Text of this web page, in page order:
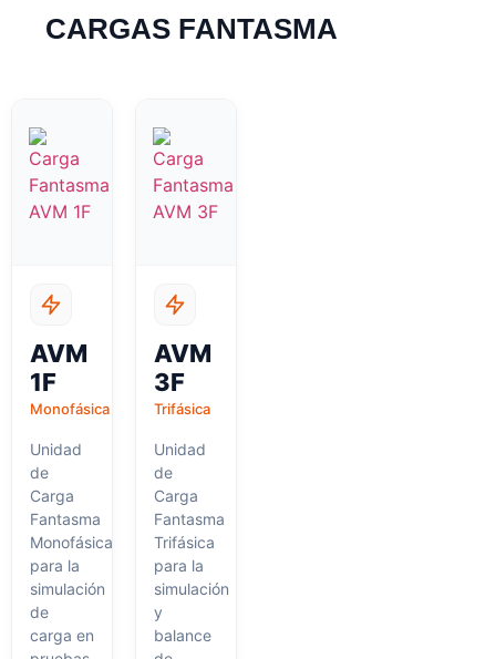
CARGAS FANTASMA
AVM
1F
Monofásica
Unidad
de
Carga
Fantasma
Monofásica
para la
simulación
de
carga en
AVM
3F
Trifásica
Unidad
de
Carga
Fantasma
Trifásica
para la
simulación
y
balance